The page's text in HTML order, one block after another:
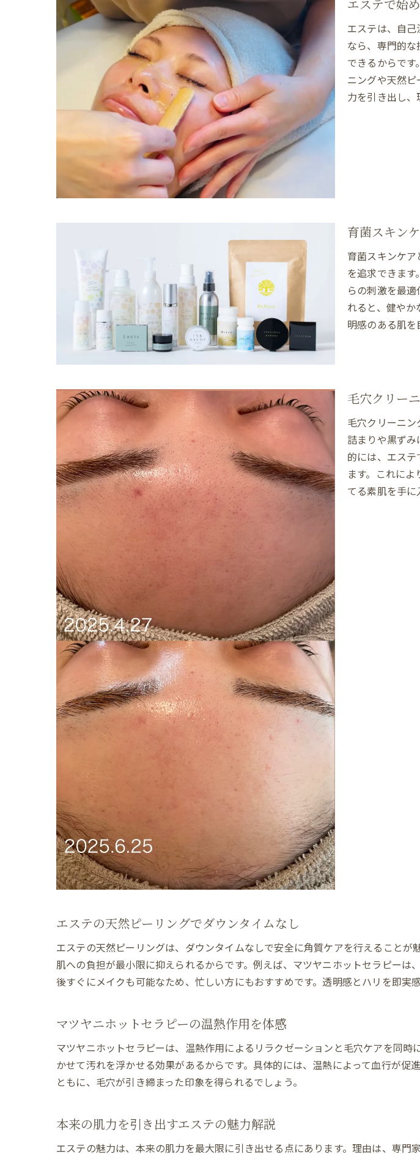
ダウンタイムなしの
エステで叶える理想
育菌スキンケアと
育菌スキンケアが導く健
エステで始める育菌
毛穴クリーニングに
エステ施術後の変化
エステならではの
マツヤニホットセ
天然ピーリングが
育菌スキンケアと
本来の肌ヂカラを
ダウンタイムなし天然ピ
天然ピーリングで肌
マツヤニホットセ
育菌スキンケアと
安全性とリラックス
肌の常在菌バランス整え
天然ピーリングと常
マツヤニホットセラ
ダウンタイムなしで
リラックスしながら毛穴ケ
エステで叶うリラッ
天然ピーリングで心
マツヤニホットセラ
育菌スキンケアで心
毛穴クリーニングで
毛穴クリーニングで
天然ピーリングが導
育菌スキンケアで持
マツヤニホットセラ
ダウンタイムなしで
エステで始
エステは、自
なら、専門的
できるからで
ニングや天然
力を引き出し、
育菌スキン
育菌スキンケ
を追求できま
らの刺激を最
れると、健や
明感のある肌を
毛穴クリー
毛穴クリーニ
詰まりや黒ず
的には、エス
ます。これに
てる素肌を手に
エステの天然ピーリングでダウンタイムなし
エステの天然ピーリングは、ダウンタイムなしで安全に角質ケアを行えることが
肌への負担が最小限に抑えられるからです。例えば、マツヤニホットセラピー
後すぐにメイクも可能なため、忙しい方にもおすすめです。透明感とハリを即実感
マツヤニホットセラピーの温熱作用を体感
マツヤニホットセラピーは、温熱作用によるリラクゼーションと毛穴ケアを同
かせて汚れを浮かせる効果があるからです。具体的には、温熱によって血行が
ともに、毛穴が引き締まった印象を得られるでしょう。
本来の肌力を引き出すエステの魅力解説
エステの魅力は、本来の肌力を最大限に引き出せる点にあります。理由は、専